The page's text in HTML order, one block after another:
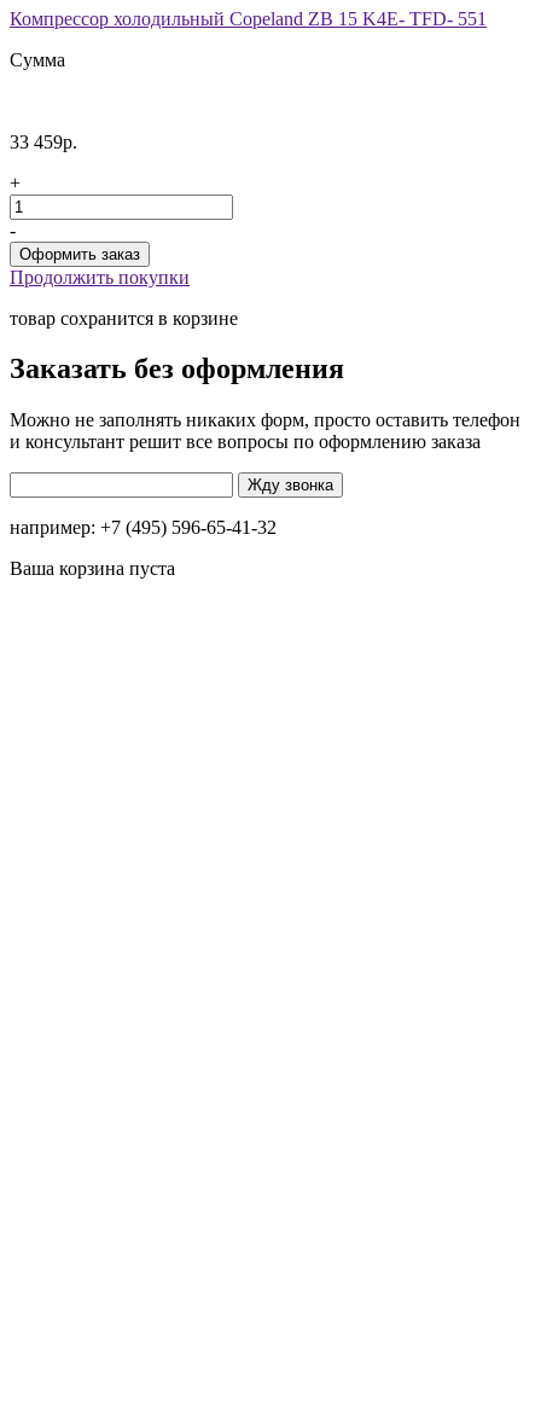
Компрессор холодильный Copeland ZB 15 K4E- TFD- 551
Сумма
33 459р.
+
-
Продолжить покупки
товар сохранится в корзине
Заказать без оформления
Можно не заполнять никаких форм, просто оставить телефон
и консультант решит все вопросы по оформлению заказа
например: +7 (495) 596-65-41-32
Ваша корзина пуста